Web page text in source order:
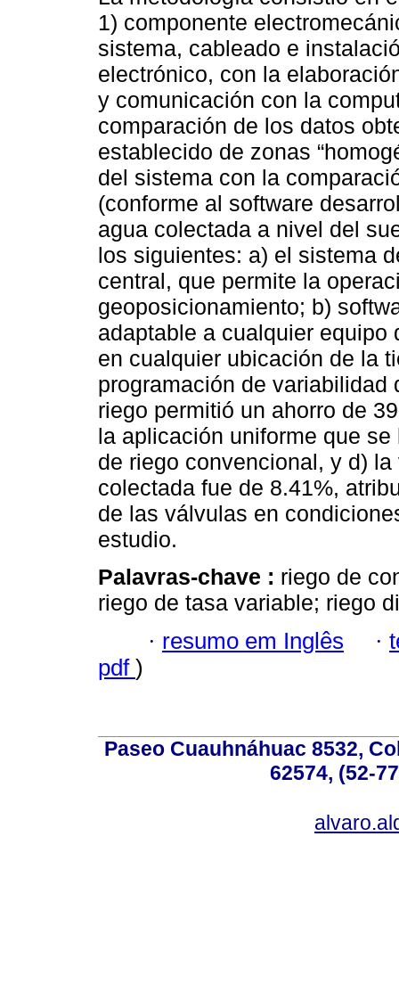
1) componente
sistema, cableado e
electrónico, con la
y comunicación con la
comparación de los datos
establecido de zonas
del sistema con la
(conforme al software
agua colectada a nivel del
los siguientes: a) el sistema
central, que permite la
geoposicionamiento; b)
adaptable a cualquier equipo
en cualquier ubicación de la
programación de
riego permitió un ahorro de
la aplicación uniforme que
de riego convencional, y d)
colectada fue de 8.41%,
de las válvulas en
estudio.
Palavras-chave : riego de
riego de tasa variable; riego
· resumo em Inglês ·
pdf )
Paseo Cuauhnáhuac 8532,
62574, (52-